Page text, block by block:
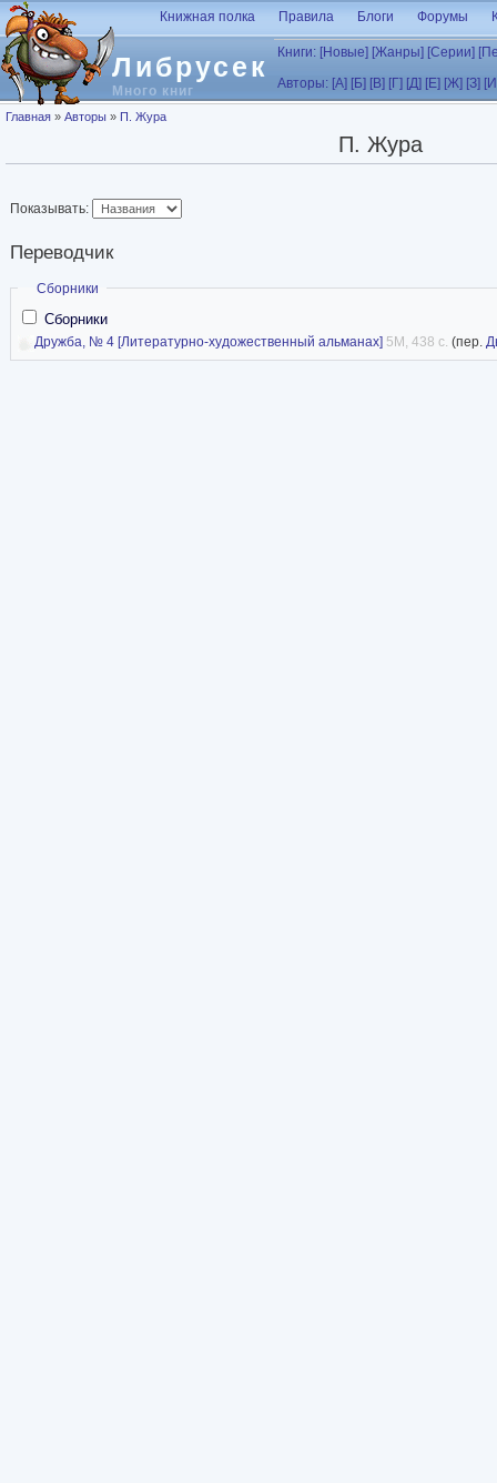
Перейти к основному содержанию
Либрусек
Много книг
Книжная полка Правила Блоги Форумы
Книги: [Новые] [Жанры] [Серии]
Авторы: [А] [Б] [В] [Г] [Д] [Е] [Ж] [З]
Вы здесь
Главная » Авторы » П. Жура
П. Жура
Показывать:
Переводчик
Скрыть
Сборники
Сборники
Дружба, № 4 [Литературно-художественный альманах] 5M, 438 с. (пер.